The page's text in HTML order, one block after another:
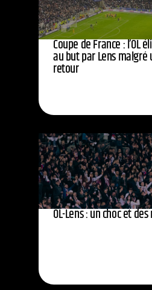
Coupe de France : l’OL
au but par Lens malgré
retour
OL-Lens : un choc et